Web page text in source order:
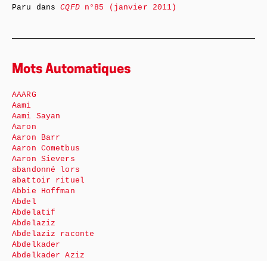
Paru dansCQFDn°85 (janvier 2011)
Mots Automatiques
AAARG
Aami
Aami Sayan
Aaron
Aaron Barr
Aaron Cometbus
Aaron Sievers
abandonné lors
abattoir rituel
Abbie Hoffman
Abdel
Abdelatif
Abdelaziz
Abdelaziz raconte
Abdelkader
Abdelkader Aziz